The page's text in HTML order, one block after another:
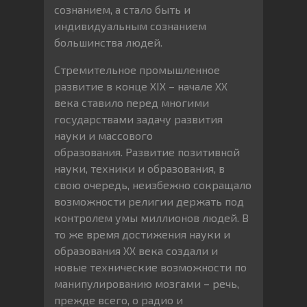
сознанием, а стало быть и
индивидуальным сознанием
большинства людей.
Стремительное промышленное
развитие в конце XIX – начале XX
века ставило перед многими
государствами задачу развития
науки и массового
образования. Развитие позитивной
науки, техники и образования, в
свою очередь, неизбежно сокращало
возможности религии держать под
контролем умы миллионов людей. В
то же время достижения науки и
образования XX века создали и
новые технические возможности по
манипулированию мозгами – речь,
прежде всего, о радио и